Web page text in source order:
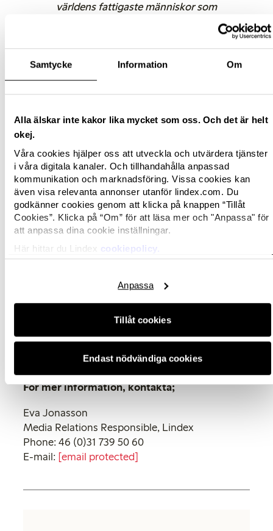
Samtycke Information Om
Alla älskar inte kakor lika mycket som oss. Och det är helt
okej.
Våra cookies hjälper oss att utveckla och utvärdera tjänster
i våra digitala kanaler. Och tillhandahålla anpassad
kommunikation och marknadsföring. Vissa cookies kan
även visa relevanta annonser utanför lindex.com. Du
godkänner cookies genom att klicka på knappen “Tillåt
Cookies”. Klicka på “Om” för att läsa mer och "Anpassa" för
att anpassa dina cookie inställningar.
Här hittar du Lindex cookiepolicy.
Tillåt cookies
Anpassa
Endast nödvändiga cookies
världens fattigaste människor som
Chatterjee-Martinsen,
generalsekreterare för WaterAid
fram till och med den 30 augusti.
WaterAid
arbetar för en värld där alla människor har
tillgång till rent vatten och sanitet. WaterAid
samarbetar med lokala partners för hållbara och
långsiktiga lösningar, och påverkar
beslutsfattare att nationellt och globalt öka
insatserna för dessa grundläggande behov.
WaterAid finns i 37 länder och sedan starten
1981 har 25 miljoner människor fått tillgång till
www.wateraid.se
information. WaterAid finns i Sverige sedan
2009, har 90-konto och kontrolleras av Svensk
Insamlingskontroll.
För mer information, kontakta;
Eva Jonasson
Media Relations Responsible, Lindex
Phone: 46 (0)31 739 50 60
E-mail: [email protected]